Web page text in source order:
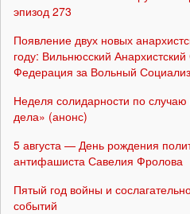
эпизод 273
Появление двух новых
году: Вильнюсский
Федерация за Вольный
Неделя солидарности по
дела» (анонс)
5 августа — День рождения
антифашиста Савелия Фролова
Пятый год войны и
событий